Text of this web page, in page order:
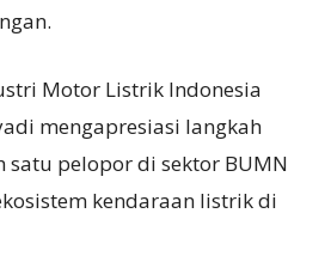
Motor Listrik Indonesia
mengapresiasi langkah
satu pelopor di sektor BUMN
kendaraan listrik di